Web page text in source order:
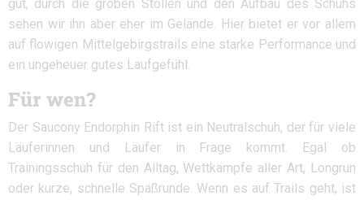
gut, durch die groben Stollen und den Aufbau des Schuhs
sehen wir ihn aber eher im Gelände. Hier bietet er vor allem
auf flowigen Mittelgebirgstrails eine starke Performance und
ein ungeheuer gutes Laufgefühl.
Für wen?
Der Saucony Endorphin Rift ist ein Neutralschuh, der für viele
Läuferinnen und Läufer in Frage kommt. Egal ob
Trainingsschuh für den Alltag, Wettkämpfe aller Art, Longrun
oder kurze, schnelle Spaßrunde. Wenn es auf Trails geht, ist